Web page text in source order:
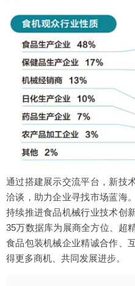
通过搭建展示交流平台，新技
洽谈，助力企业寻找市场蓝海
持续推进食品机械行业技术创
35万数据库为展商全方位、超
食品包装机械企业精诚合作、
得更多商机、共同发展进步。